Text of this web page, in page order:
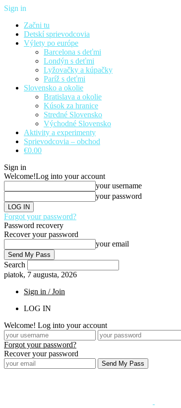
Sign in
Začni tu
Detskí sprievodcovia
Výlety po európe
Barcelona s deťmi
Londýn s deťmi
Lyžovačky a kúpačky
Paríž s deťmi
Slovensko a okolie
Bratislava a okolie
Kúsok za hranice
Stredné Slovensko
Východné Slovensko
Aktivity a experimenty
Sprievodcovia – obchod
€0.00
Sign in
Welcome!Log into your account
your username
your password
Forgot your password?
Password recovery
Recover your password
your email
Search
piatok, 7 augusta, 2026
Sign in / Join
LOG IN
Welcome! Log into your account
Forgot your password?
Recover your password